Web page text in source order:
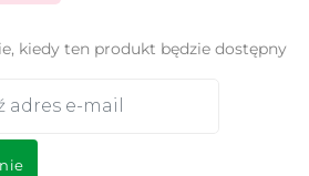
kiedy ten produkt będzie dostępny